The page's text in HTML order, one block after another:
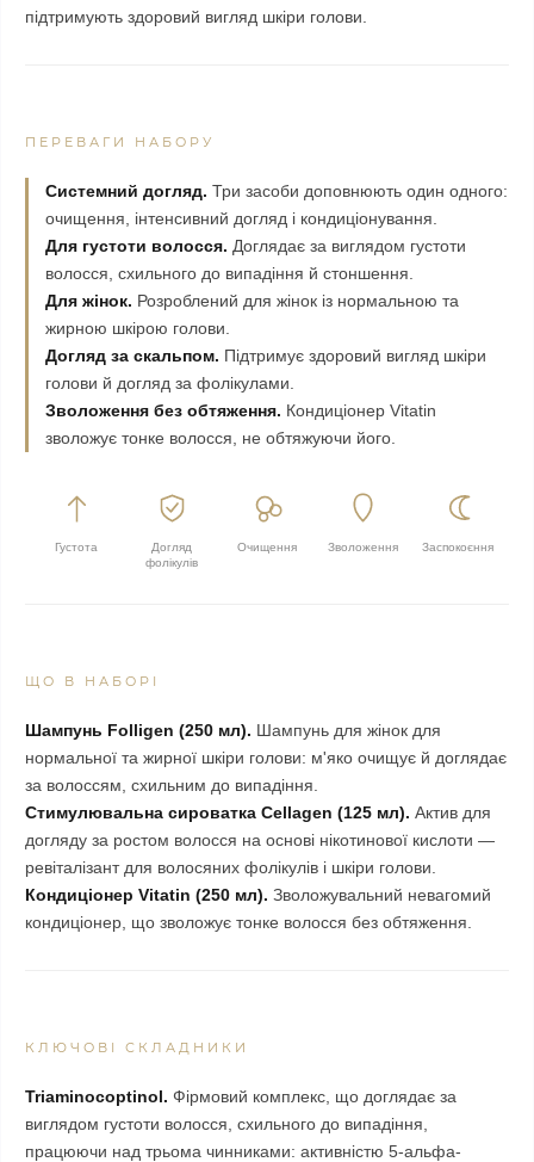
підтримують здоровий вигляд шкіри голови.
ПЕРЕВАГИ НАБОРУ
Системний догляд. Три засоби доповнюють один одного:
очищення, інтенсивний догляд і кондиціонування.
Для густоти волосся. Доглядає за виглядом густоти
волосся, схильного до випадіння й стоншення.
Для жінок. Розроблений для жінок із нормальною та
жирною шкірою голови.
Догляд за скальпом. Підтримує здоровий вигляд шкіри
голови й догляд за фолікулами.
Зволоження без обтяження. Кондиціонер Vitatin
зволожує тонке волосся, не обтяжуючи його.
Густота
Догляд
фолікулів
Очищення Зволоження Заспокоєння
ЩО В НАБОРІ
Шампунь Folligen (250 мл). Шампунь для жінок для
нормальної та жирної шкіри голови: м'яко очищує й доглядає
за волоссям, схильним до випадіння.
Стимулювальна сироватка Cellagen (125 мл). Актив для
догляду за ростом волосся на основі нікотинової кислоти —
ревіталізант для волосяних фолікулів і шкіри голови.
Кондиціонер Vitatin (250 мл). Зволожувальний невагомий
кондиціонер, що зволожує тонке волосся без обтяження.
КЛЮЧОВІ СКЛАДНИКИ
Triaminocoptinol. Фірмовий комплекс, що доглядає за
виглядом густоти волосся, схильного до випадіння,
працюючи над трьома чинниками: активністю 5-альфа-